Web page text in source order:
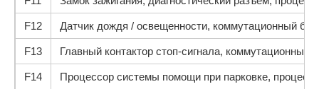
F12 Датчик дождя / освещенности, коммутационный
F13 Главный контактор стоп-сигнала, коммутационный
F14 Процессор системы помощи при парковке,